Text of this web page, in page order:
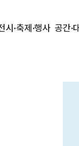
시·축제·행사 공간·